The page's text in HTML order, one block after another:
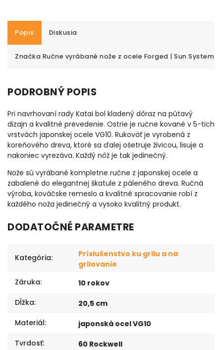
Popis Diskusia
Značka Ručne vyrábané nože z ocele Forged | Sun System
PODROBNÝ POPIS
Pri navrhovaní rady Katai bol kladený dôraz na pútavý
dizajn a kvalitné prevedenie. Ostrie je ručne kované v 5-tich
vrstvách japonskej ocele VG10. Rukoväť je vyrobená z
koreňového dreva, ktoré sa ďalej ošetruje živicou, lisuje a
nakoniec vyrezáva. Každý nôž je tak jedinečný.
Nože sú vyrábané kompletne ručne z japonskej ocele a
zabalené do elegantnej škatule z páleného dreva. Ručná
výroba, kováčske remeslo a kvalitné spracovanie robí z
každého noža jedinečný a vysoko kvalitný produkt.
DODATOČNÉ PARAMETRE
Kategória:
Príslušenstvo ku grilu a na
grilovanie
Záruka:
10 rokov
Dĺžka:
20,5 cm
Materiál:
japonská ocel VG10
Tvrdosť:
60 Rockwell